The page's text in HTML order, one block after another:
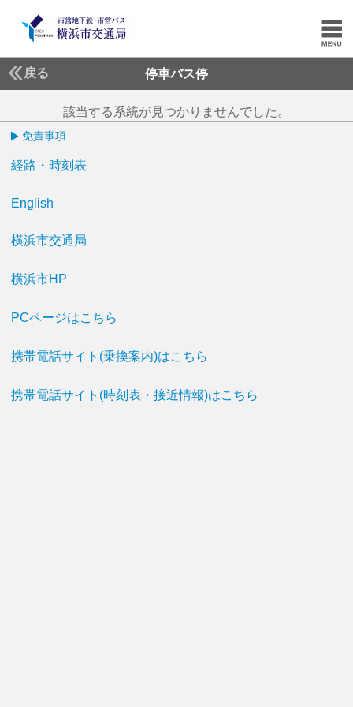
戻る 停車バス停
該当する系統が見つかりませんでした。
免責事項
経路・時刻表
English
横浜市交通局
横浜市HP
PCページはこちら
携帯電話サイト(乗換案内)はこちら
携帯電話サイト(時刻表・接近情報)はこちら